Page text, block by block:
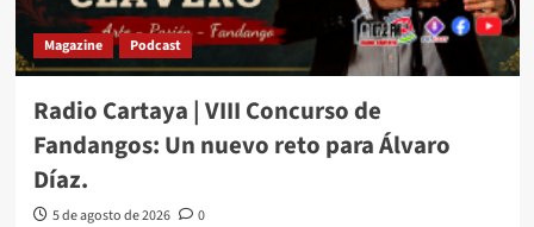
Magazine Podcast
Radio Cartaya | VIII Concurso de
Fandangos: Un nuevo reto para Álvaro
Díaz.
5 de agosto de 2026 0